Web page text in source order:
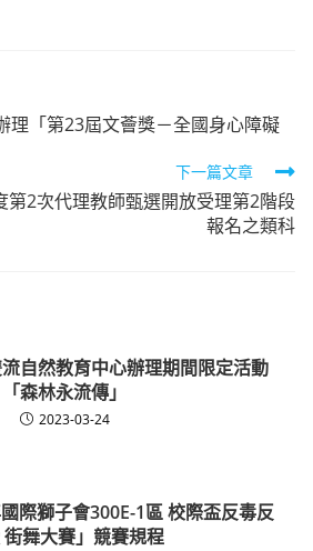
理「第23屆文薈獎－全國身心障礙
下一篇文章
第2次代理教師甄選開放受理第2階段
報名之類科
自然教育中心辦理期間限定活動
「森林永流傳」
2023-03-24
際獅子會300E-1區 校際盃反毒反
街舞大賽」競賽規程